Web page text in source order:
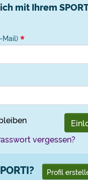
mit Ihrem
Mail)
vergessen?
Profil